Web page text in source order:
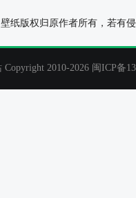
纸版权归原作者所有，若
2010-2026 闽ICP备